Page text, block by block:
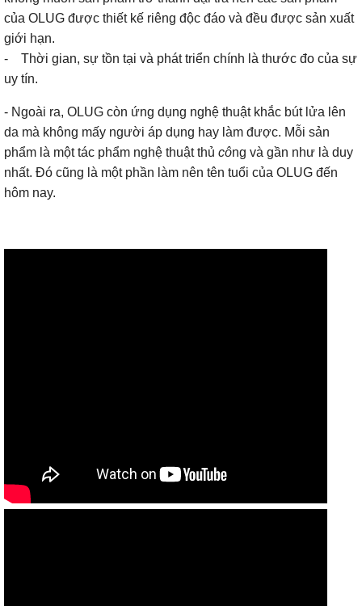
của OLUG được thiết kế riêng độc đáo và đều được sản xuất
giới hạn.
- Thời gian, sự tồn tại và phát triển chính là thước đo của sự
uy tín.
- Ngoài ra, OLUG còn ứng dụng nghệ thuật khắc bút lửa lên
da mà không mấy người áp dụng hay làm được. Mỗi sản
phẩm là một tác phẩm nghệ thuật thủ công và gần như là duy
nhất. Đó cũng là một phần làm nên tên tuổi của OLUG đến
hôm nay.